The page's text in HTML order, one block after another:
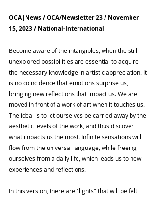
OCA|News / OCA/Newsletter 23 / November
15, 2023 / National-International
Become aware of the intangibles, when the still
unexplored possibilities are essential to acquire
the necessary knowledge in artistic appreciation. It
is no coincidence that emotions surprise us,
bringing new reflections that impact us. We are
moved in front of a work of art when it touches us.
The ideal is to let ourselves be carried away by the
aesthetic levels of the work, and thus discover
what impacts us the most. Infinite sensations will
flow from the universal language, while freeing
ourselves from a daily life, which leads us to new
experiences and reflections.
In this version, there are "lights" that will be felt